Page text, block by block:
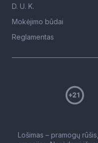
D. U. K.
Mokėjimo būdai
Reglamentas
Lošimas – pramogų